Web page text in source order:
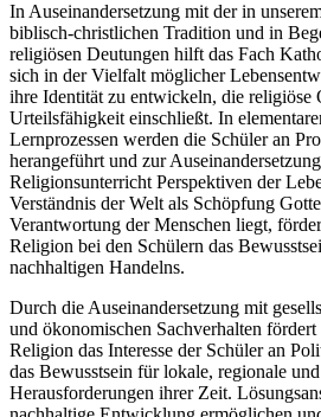
In Auseinandersetzung mit der in
biblisch-christlichen Tradition und in
religiösen Deutungen hilft das Fach
sich in der Vielfalt möglicher
ihre Identität zu entwickeln, die religiöse
Urteilsfähigkeit einschließt. In
Lernprozessen werden die Schüler an
herangeführt und zur
Religionsunterricht Perspektiven der
Verständnis der Welt als Schöpfung
Verantwortung der Menschen liegt,
Religion bei den Schülern das
nachhaltigen Handelns.
Durch die Auseinandersetzung mit
und ökonomischen Sachverhalten
Religion das Interesse der Schüler an
das Bewusstsein für lokale, regionale
Herausforderungen ihrer Zeit.